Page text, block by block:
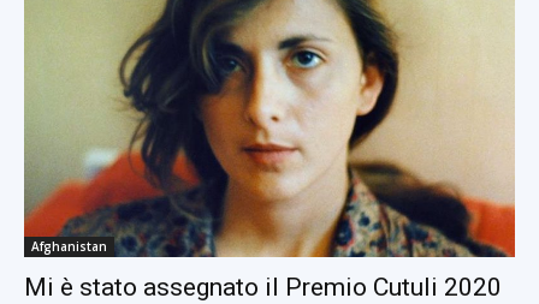
Afghanistan
Mi è stato assegnato il Premio Cutuli 2020